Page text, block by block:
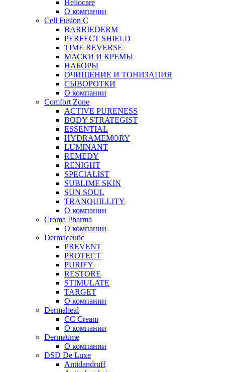
Heliocare
О компании
Cell Fusion C
BARRIEDERM
PERFECT SHIELD
TIME REVERSE
МАСКИ И КРЕМЫ
НАБОРЫ
ОЧИЩЕНИЕ И ТОНИЗАЦИЯ
СЫВОРОТКИ
О компании
Comfort Zone
ACTIVE PURENESS
BODY STRATEGIST
ESSENTIAL
HYDRAMEMORY
LUMINANT
REMEDY
RENIGHT
SPECIALIST
SUBLIME SKIN
SUN SOUL
TRANQUILLITY
О компании
Croma Pharma
О компании
Dermaceutic
PREVENT
PROTECT
PURIFY
RESTORE
STIMULATE
TARGET
О компании
Dermaheal
CC Cream
О компании
Dermatime
О компании
DSD De Luxe
Antidandruff